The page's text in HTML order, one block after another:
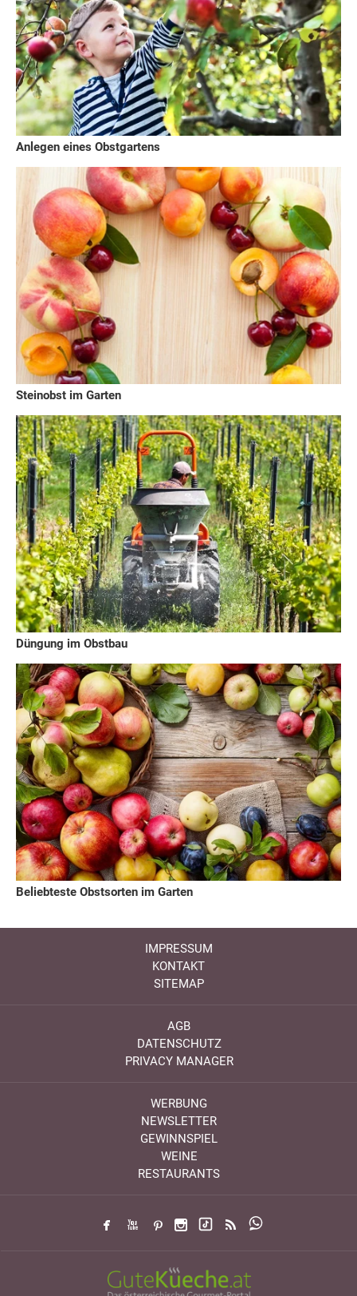
Anlegen eines Obstgartens
Steinobst im Garten
Düngung im Obstbau
Beliebteste Obstsorten im Garten
IMPRESSUM
KONTAKT
SITEMAP
AGB
DATENSCHUTZ
PRIVACY MANAGER
WERBUNG
NEWSLETTER
GEWINNSPIEL
WEINE
RESTAURANTS